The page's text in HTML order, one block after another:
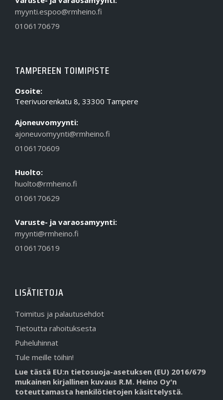
myynti.espoo@rmheino.fi
0106170679
TAMPEREEN TOIMIPISTE
Osoite:
Teerivuorenkatu 8, 33300 Tampere
Ajoneuvomyynti:
ajoneuvomyynti@rmheino.fi
0106170609
Huolto:
huolto@rmheino.fi
0106170629
Varuste- ja varaosamyynti:
myynti@rmheino.fi
0106170619
LISÄTIETOJA
Toimitus ja palautusehdot
Tietoutta rahoituksesta
Puheluhinnat
Tule meille töihin!
Lue tästä EU:n tietosuoja-asetuksen (EU) 2016/679
mukainen kirjallinen kuvaus R.M. Heino Oy'n
toteuttamasta henkilötietojen käsittelystä.